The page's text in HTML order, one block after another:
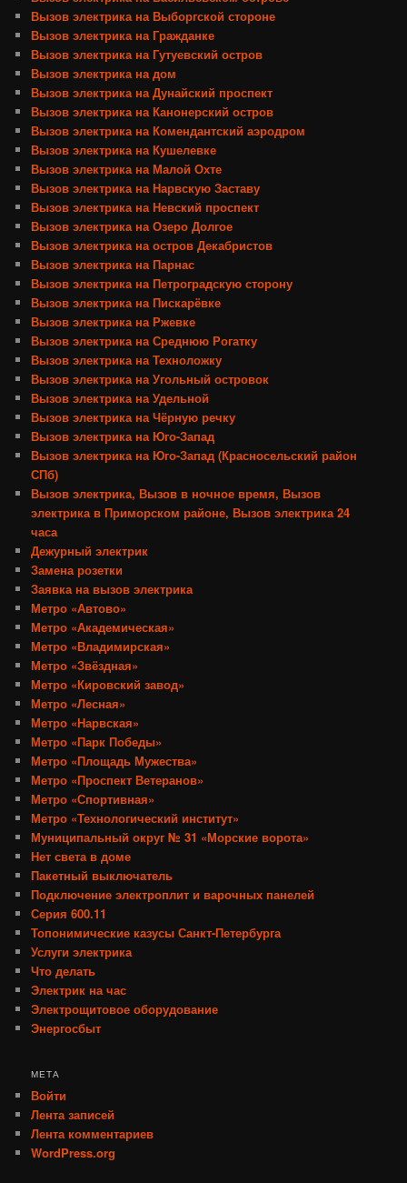
Вызов электрика на Выборгской стороне
Вызов электрика на Гражданке
Вызов электрика на Гутуевский остров
Вызов электрика на дом
Вызов электрика на Дунайский проспект
Вызов электрика на Канонерский остров
Вызов электрика на Комендантский аэродром
Вызов электрика на Кушелевке
Вызов электрика на Малой Охте
Вызов электрика на Нарвскую Заставу
Вызов электрика на Невский проспект
Вызов электрика на Озеро Долгое
Вызов электрика на остров Декабристов
Вызов электрика на Парнас
Вызов электрика на Петроградскую сторону
Вызов электрика на Пискарёвке
Вызов электрика на Ржевке
Вызов электрика на Среднюю Рогатку
Вызов электрика на Техноложку
Вызов электрика на Угольный островок
Вызов электрика на Удельной
Вызов электрика на Чёрную речку
Вызов электрика на Юго-Запад
Вызов электрика на Юго-Запад (Красносельский район
СПб)
Вызов электрика, Вызов в ночное время, Вызов
электрика в Приморском районе, Вызов электрика 24
часа
Дежурный электрик
Замена розетки
Заявка на вызов электрика
Метро «Автово»
Метро «Академическая»
Метро «Владимирская»
Метро «Звёздная»
Метро «Кировский завод»
Метро «Лесная»
Метро «Нарвская»
Метро «Парк Победы»
Метро «Площадь Мужества»
Метро «Проспект Ветеранов»
Метро «Спортивная»
Метро «Технологический институт»
Муниципальный округ № 31 «Морские ворота»
Нет света в доме
Пакетный выключатель
Подключение электроплит и варочных панелей
Серия 600.11
Топонимические казусы Санкт-Петербурга
Услуги электрика
Что делать
Электрик на час
Электрощитовое оборудование
Энергосбыт
МЕТА
Войти
Лента записей
Лента комментариев
WordPress.org